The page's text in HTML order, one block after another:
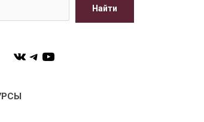
Найти
VKTelegram
YouTube